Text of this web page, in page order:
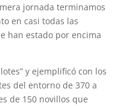
jornada terminamos
en casi todas las
han estado por encima
y ejemplificó con los
del entorno de 370 a
de 150 novillos que